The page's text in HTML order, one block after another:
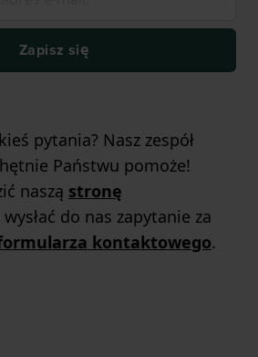
Zapisz się
pytania? Nasz zespół
Państwu pomoże!
naszą stronę
do nas zapytanie za
kontaktowego.